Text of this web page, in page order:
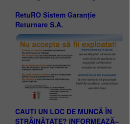
RetuRO Sistem Garanție
Returnare S.A.
CAUȚI UN LOC DE MUNCĂ ÎN
STRĂINĂTATE? INFORMEAZĂ–